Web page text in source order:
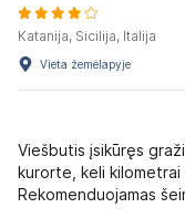
Katanija, Sicilija, Italija
Vieta žemėlapyje
Viešbutis įsikūręs
kurorte, keli
Rekomenduojamas